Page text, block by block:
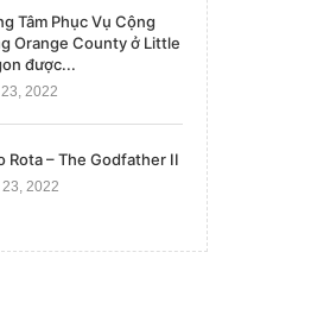
Tâm Phục Vụ Cộng
Orange County ở Little
được...
2022
Rota – The Godfather II
23, 2022